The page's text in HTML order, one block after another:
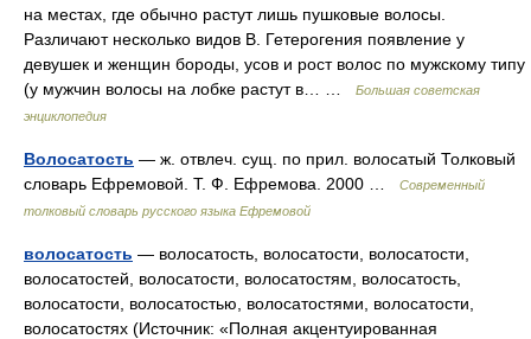
на местах, где обычно растут лишь пушковые волосы.
Различают несколько видов В. Гетерогения появление у
девушек и женщин бороды, усов и рост волос по мужскому типу
(у мужчин волосы на лобке растут в… …
Большая советская
энциклопедия
Волосатость — ж. отвлеч. сущ. по прил. волосатый Толковый
словарь Ефремовой. Т. Ф. Ефремова. 2000 …
Современный
толковый словарь русского языка Ефремовой
волосатость — волосатость, волосатости, волосатости,
волосатостей, волосатости, волосатостям, волосатость,
волосатости, волосатостью, волосатостями, волосатости,
волосатостях (Источник: «Полная акцентуированная